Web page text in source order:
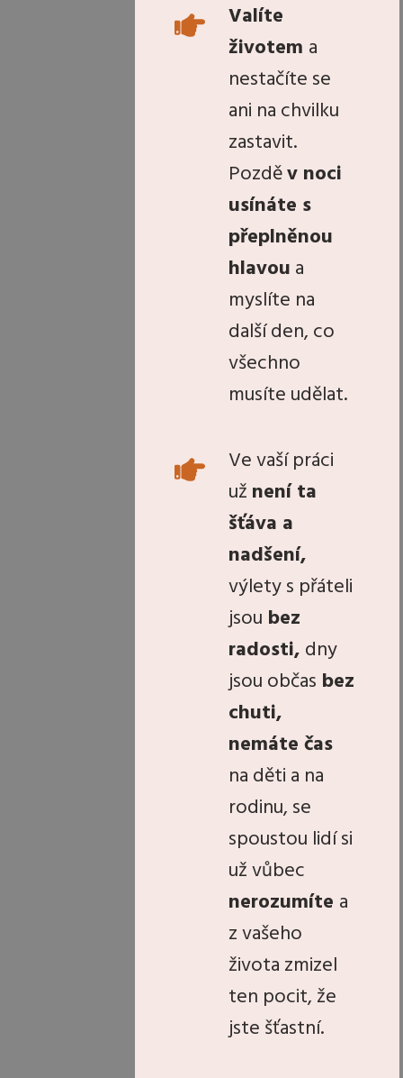
Valíte
životem a
nestačíte se
ani na chvilku
zastavit.
Pozděv noci
usínáte s
přeplněnou
hlavou a
myslíte na
další den, co
všechno
musíte udělat.
Ve vaší práci
už není ta
šťáva a
nadšení,
výlety s přáteli
jsou bez
radosti, dny
jsou občas bez
chuti,
nemáte čas
na děti a na
rodinu, se
spoustou lidí si
už vůbec
nerozumíte a
z vašeho
života zmizel
ten pocit, že
jste šťastní.